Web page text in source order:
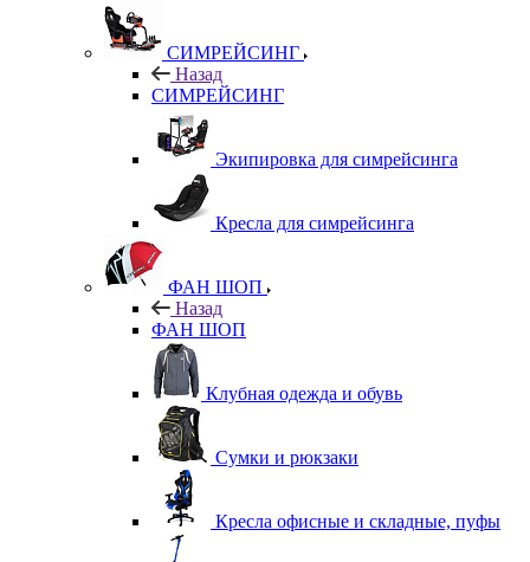
СИМРЕЙСИНГ
Назад
СИМРЕЙСИНГ
Экипировка для симрейсинга
Кресла для симрейсинга
ФАН ШОП
Назад
ФАН ШОП
Клубная одежда и обувь
Сумки и рюкзаки
Кресла офисные и складные, пуфы